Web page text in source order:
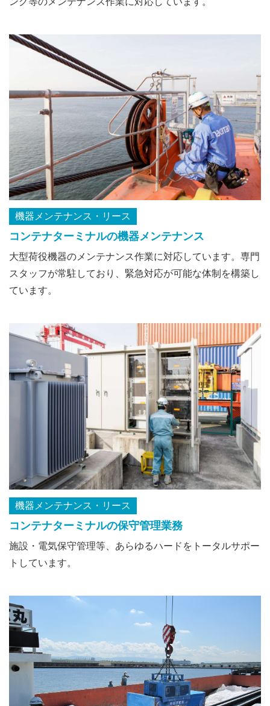
機器メンテナンス・リース
コンテナターミナルの機器メンテナンス
大型荷役機器のメンテナンス作業に対応しています。専門
スタッフが常駐しており、緊急対応が可能な体制を構築し
ています。
機器メンテナンス・リース
コンテナターミナルの保守管理業務
施設・電気保守管理等、あらゆるハードをトータルサポー
トしています。